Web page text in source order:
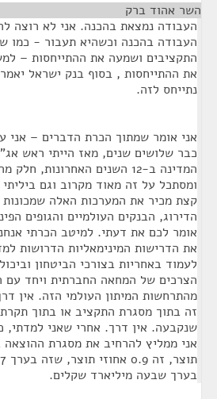
השר אהוד ברק
העבודה נמצאת בהכנה. אני לא רוצה
העבודה בהכנה וכשהיא תעבור - כמו
התקציבים ושמעה את ההתייחסות –
את ההתייחסות , בסוף בנק ישראל
נתייחס לזה.
אני אומר שמתוך הכרת הדברים – אני
כבר שלושים שנים, מאז הייתי ראש
המדינה ב-12 השנים האחרונות,
ומסתכל על זה מאוד מקרוב וגם
קצת מכיר את המערכות האלה שמכונות
הדירוג, הבנקים העולמיים והגופים
אומר לכם את דעתי. למיטב הכרתי
את הדרישות המינימאליות הדרושות
לעמוד באחריות בצורכי הביטחון
הצרכים של המחאה החברתית ויחד עם
מהתרחשות המיתון העולמי הזה. אין
זה בתוך מסגרת התקציב או בתוך
שנקבעה. אין דרך. אחרי שאני למדתי,
אני ממליץ להרחיב את מסגרת
בערך שבעה מיליארד שקלים.